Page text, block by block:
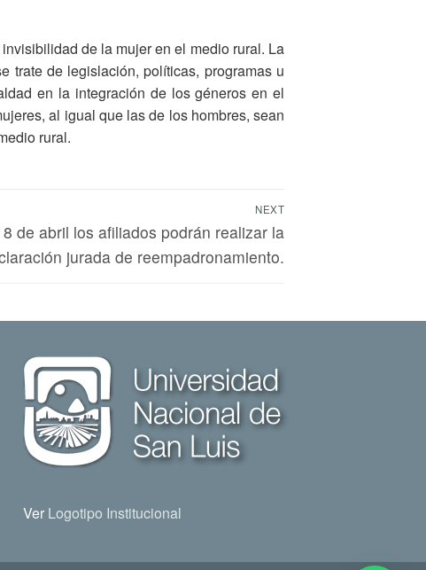
de la mujer en el medio rural. La
trate de legislación, políticas, programas u
en la integración de los géneros en el
al igual que las de los hombres, sean
rural.
NEXT
de abril los afiliados podrán realizar la
jurada de reempadronamiento.
Ver Logotipo Institucional